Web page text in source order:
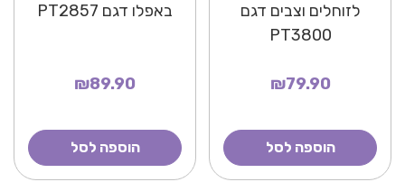
לזוחלים וצבים דגם
PT3800
₪79.90
הוספה לסל
באפלו דגם PT2857
₪89.90
הוספה לסל